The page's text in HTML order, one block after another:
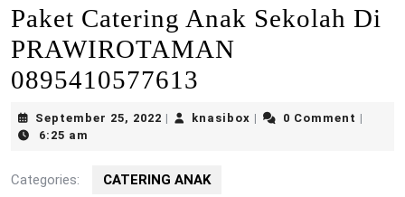
Paket Catering Anak Sekolah Di
PRAWIROTAMAN
0895410577613
September 25, 2022 September
knasibox knasibox0 Comment
6:25 am
Categories: CATERING ANAK